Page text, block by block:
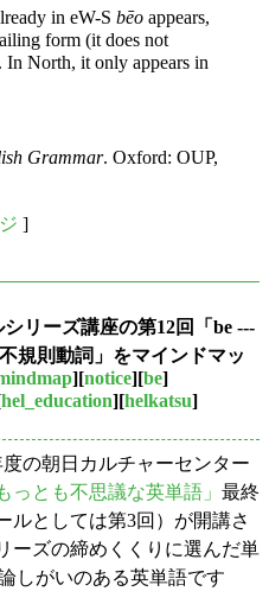
in eW-S bēo appears,
form (it does not
In North, it only appears in
Grammar. Oxford: OUP,
]
リーズ講座の第12回「be ---
規則動詞」をマインドマッ
][notice][be]
hel_education][helkatsu]
の朝日カルチャーセンター
っとも不思議な英単語」 最終
ルとしては第3回）が開講さ
ーズの締めくくりに選んだ単
しがいのある英単語です